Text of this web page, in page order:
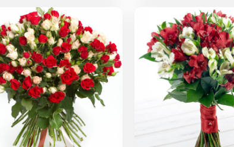
Выберите город доставки